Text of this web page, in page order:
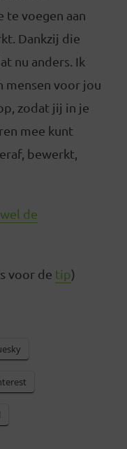
voegen aan
Dankzij die
nu anders. Ik
mensen voor jou
zodat jij in je
mee kunt
bewerkt,
de
voor de tip)